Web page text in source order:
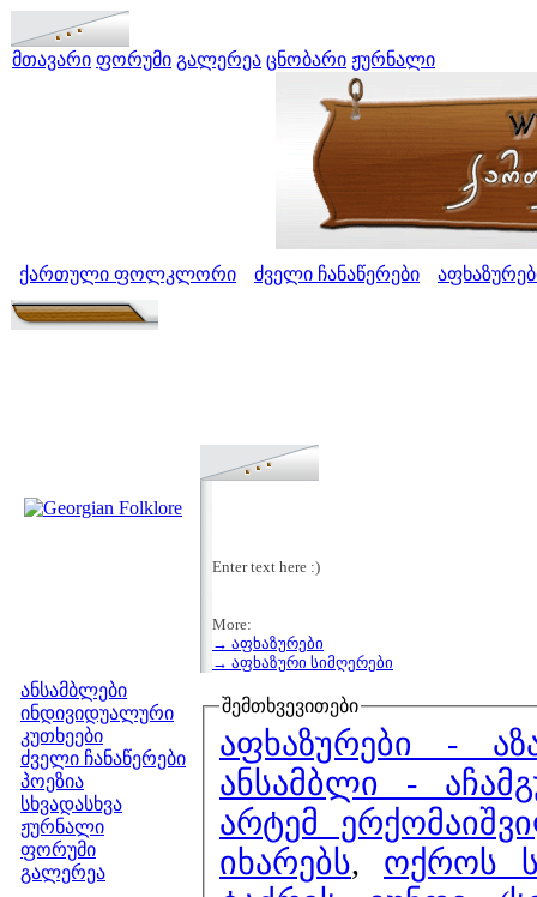
მთავარი ფორუმი გალერეა ცნობარი ჟურნალი
ქართული ფოლკლორი ძველი ჩანაწერები
ანსამბლები
ინდივიდუალური
კუთხეები
ძველი ჩანაწერები
პოეზია
სხვადასხვა
ჟურნალი
ფორუმი
გალერეა
Enter text here :)
More:
→ აფხაზურები
→ აფხაზური სიმღერები
შემთხვევითები
აფხაზურები -
ანსამბლი -
არტემ
იხარებს, ოქროს